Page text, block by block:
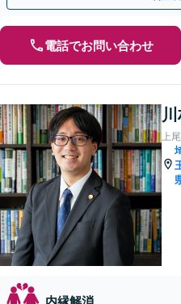
電話でお問い合わせ
上
内縁解消